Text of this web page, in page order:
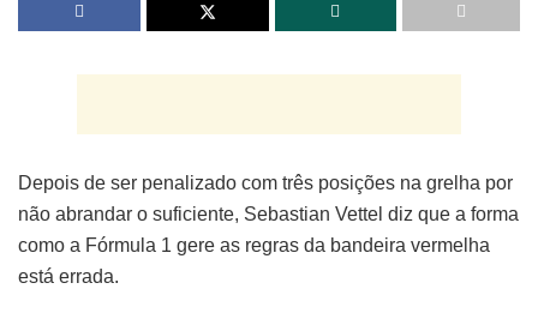
Depois de ser penalizado com três posições na grelha por
não abrandar o suficiente, Sebastian Vettel diz que a forma
como a Fórmula 1 gere as regras da bandeira vermelha
está errada.